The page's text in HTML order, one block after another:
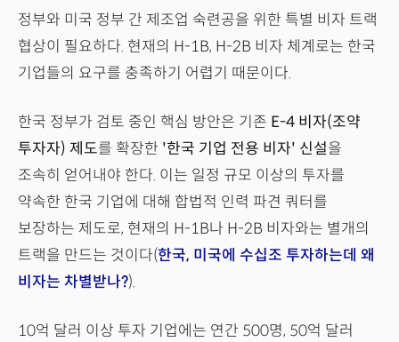
정부와 미국 정부 간 제조업 숙련공을 위한 특별 비자 트랙
협상이 필요하다. 현재의 H-1B, H-2B 비자 체계로는 한국
기업들의 요구를 충족하기 어렵기 때문이다.
한국 정부가 검토 중인 핵심 방안은 기존 E-4 비자(조약
투자자) 제도를 확장한 '한국 기업 전용 비자' 신설을
조속히 얻어내야 한다. 이는 일정 규모 이상의 투자를
약속한 한국 기업에 대해 합법적 인력 파견 쿼터를
보장하는 제도로, 현재의 H-1B나 H-2B 비자와는 별개의
트랙을 만드는 것이다(한국, 미국에 수십조 투자하는데 왜
비자는 차별받나?).
10억 달러 이상 투자 기업에는 연간 500명, 50억 달러